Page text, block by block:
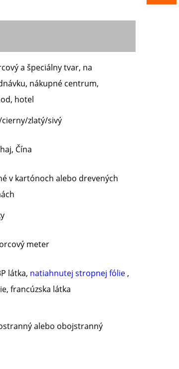
a špeciálny tvar, na
nákupné centrum,
hotel
cierny/zlatý/sivý
Čína
v kartónoch alebo drevených
meter
látka, natiahnutej stropnej fólie ,
francúzska látka
alebo obojstranný